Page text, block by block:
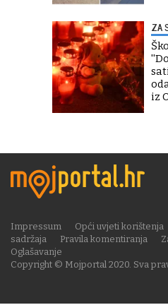
ZA
iz
Copyright © Mojportal 2020. Sva
Impressum Opći uvjeti korištenja
sadržaja
Pravila komentiranja
Oglašavanje